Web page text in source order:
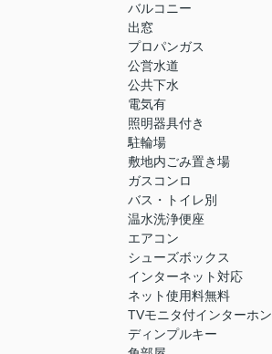
バルコニー
出窓
プロパンガス
公営水道
公共下水
電気有
照明器具付き
駐輪場
敷地内ごみ置き場
ガスコンロ
バス・トイレ別
温水洗浄便座
エアコン
シューズボックス
インターネット対応
ネット使用料無料
TVモニタ付インターホン
ディンプルキー